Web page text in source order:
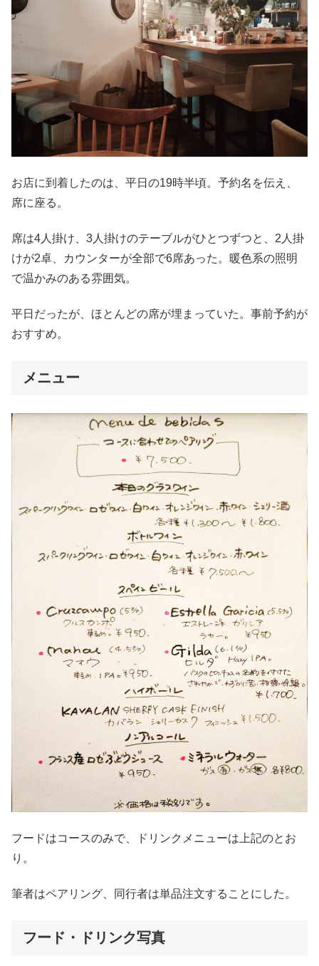
お店に到着したのは、平日の19時半頃。予約名を伝え、
席に座る。
席は4人掛け、3人掛けのテーブルがひとつずつと、2人掛
けが2卓、カウンターが全部で6席あった。暖色系の照明
で温かみのある雰囲気。
平日だったが、ほとんどの席が埋まっていた。事前予約が
おすすめ。
メニュー
フードはコースのみで、ドリンクメニューは上記のとお
り。
筆者はペアリング、同行者は単品注文することにした。
フード・ドリンク写真